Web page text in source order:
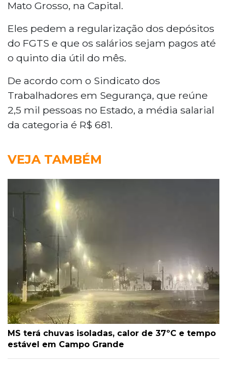
Mato Grosso, na Capital.
Eles pedem a regularização dos depósitos
do FGTS e que os salários sejam pagos até
o quinto dia útil do mês.
De acordo com o Sindicato dos
Trabalhadores em Segurança, que reúne
2,5 mil pessoas no Estado, a média salarial
da categoria é R$ 681.
VEJA TAMBÉM
MS terá chuvas isoladas, calor de 37ºC e tempo
estável em Campo Grande